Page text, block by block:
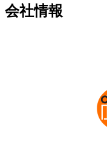
会社情報